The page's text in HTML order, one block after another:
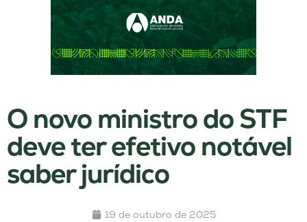
O novo ministro do STF
deve ter efetivo notável
saber jurídico
19 de outubro de 2025